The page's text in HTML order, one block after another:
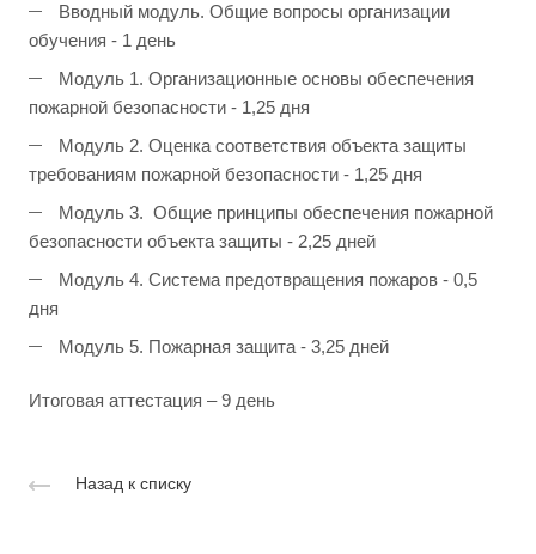
Вводный модуль. Общие вопросы организации
обучения - 1 день
Модуль 1. Организационные основы обеспечения
пожарной безопасности - 1,25 дня
Модуль 2. Оценка соответствия объекта защиты
требованиям пожарной безопасности - 1,25 дня
Модуль 3. Общие принципы обеспечения пожарной
безопасности объекта защиты - 2,25 дней
Модуль 4. Система предотвращения пожаров - 0,5
дня
Модуль 5. Пожарная защита - 3,25 дней
Итоговая аттестация – 9 день
Назад к списку